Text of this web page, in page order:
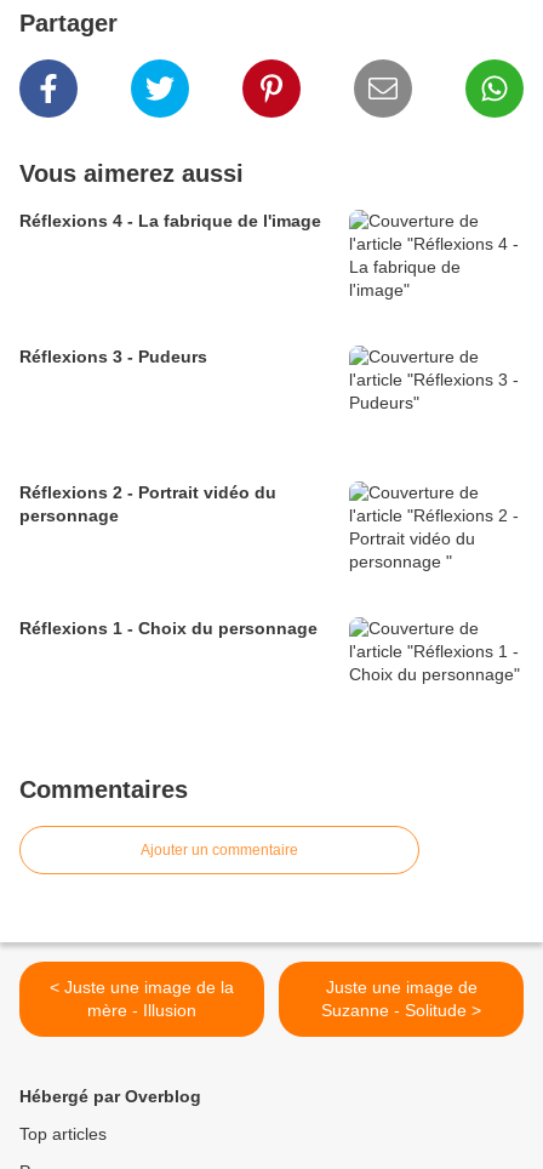
Partager
Vous aimerez aussi
Réflexions 4 - La fabrique de l'image
Réflexions 3 - Pudeurs
Réflexions 2 - Portrait vidéo du
personnage
Réflexions 1 - Choix du personnage
Commentaires
Ajouter un commentaire
< Juste une image de la
mère - Illusion
Juste une image de
Suzanne - Solitude >
Hébergé par Overblog
Top articles